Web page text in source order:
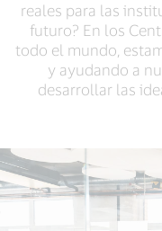
reales para las
futuro? En los
todo el mundo,
y ayudando a
desarrollar las